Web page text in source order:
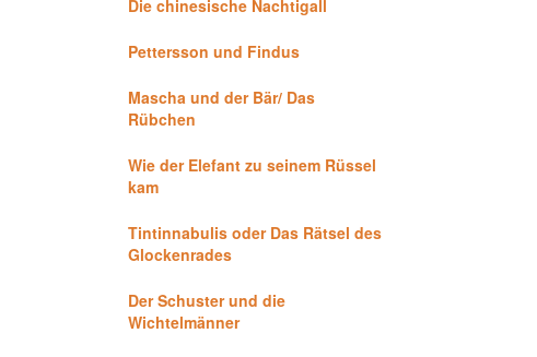
Die chinesische Nachtigall
Pettersson und Findus
Mascha und der Bär/ Das
Rübchen
Wie der Elefant zu seinem Rüssel
kam
Tintinnabulis oder Das Rätsel des
Glockenrades
Der Schuster und die
Wichtelmänner